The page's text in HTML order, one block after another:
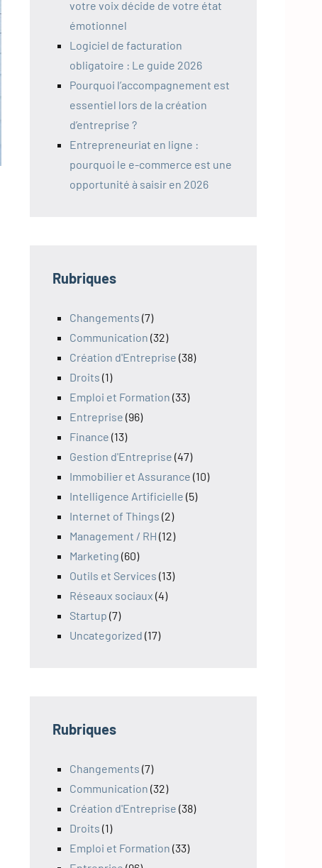
votre voix décide de votre état
émotionnel
Logiciel de facturation
obligatoire : Le guide 2026
Pourquoi l’accompagnement est
essentiel lors de la création
d’entreprise ?
Entrepreneuriat en ligne :
pourquoi le e-commerce est une
opportunité à saisir en 2026
Rubriques
Changements (7)
Communication (32)
Création d'Entreprise (38)
Droits (1)
Emploi et Formation (33)
Entreprise (96)
Finance (13)
Gestion d'Entreprise (47)
Immobilier et Assurance (10)
Intelligence Artificielle (5)
Internet of Things (2)
Management / RH (12)
Marketing (60)
Outils et Services (13)
Réseaux sociaux (4)
Startup (7)
Uncategorized (17)
Rubriques
Changements (7)
Communication (32)
Création d'Entreprise (38)
Droits (1)
Emploi et Formation (33)